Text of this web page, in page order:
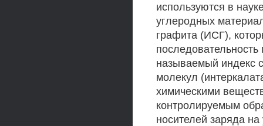
используются в
углеродных
графита (ИСГ),
называемый индекс
молекул
химическими
контролируемым
носителей заряда на